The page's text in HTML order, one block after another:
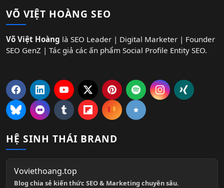
VÕ VIỆT HOÀNG SEO
Võ Việt Hoàng là SEO Leader | Digital Marketer | Founder
SEO GenZ | Tác giả các ấn phẩm Social Profile Entity SEO.
HỆ SINH THÁI BRAND
Voviethoang.top
Blog chia sẻ kiến thức SEO & Marketing chuyên sâu.